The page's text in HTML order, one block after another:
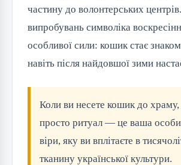
частину до волонтерських
випробувань символіка
особливої сили: кошик стає
навіть після найдовшої зими
Коли ви несете кошик до храму,
просто ритуал — це ваша
віри, яку ви вплітаєте в
тканину української культури.